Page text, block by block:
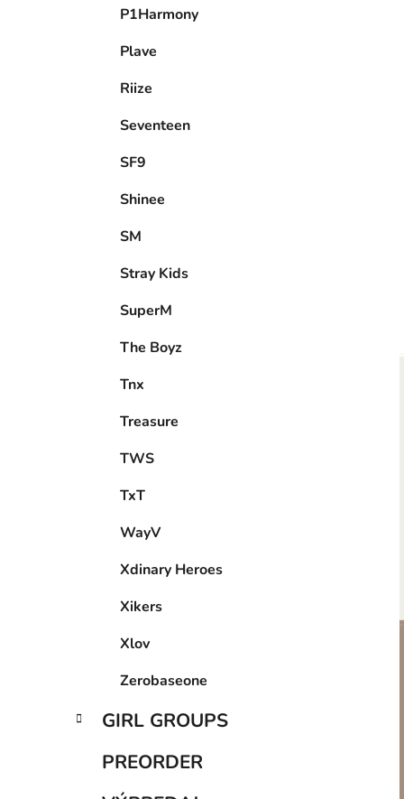
P1Harmony
Plave
Riize
Seventeen
SF9
Shinee
SM
Stray Kids
SuperM
The Boyz
Tnx
Treasure
TWS
TxT
WayV
Xdinary Heroes
Xikers
Xlov
Zerobaseone
GIRL GROUPS
PREORDER